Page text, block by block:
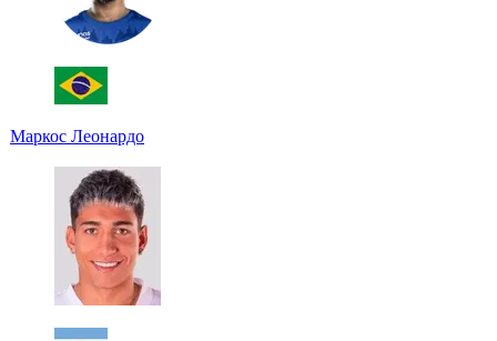
Маркос Леонардо